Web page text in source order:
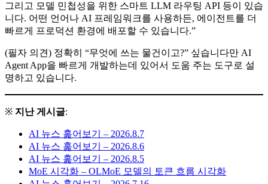
그리고 모델 민첩성을 위한 스마트 LLM 라우팅 API 등이 있습
니다. 어떤 언어나 AI 프레임워크를 사용하든, 에이전트를 더
빠르게 프로덕션 환경에 배포할 수 있습니다.”
(필자 의견) 정확히 “무엇에 쓰는 물건이고?” 싶습니다만 AI
Agent App을 빠르게 개발하는데 있어서 도움 주는 도구로 설
명하고 있습니다.
※ 지난 게시글:
AI 뉴스 훑어보기 – 2026.8.7
AI 뉴스 훑어보기 – 2026.8.6
AI 뉴스 훑어보기 – 2026.8.5
MoE 시각화 – OLMoE 모델의 토큰 흐름 시각화